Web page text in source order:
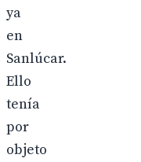
ya
en
Sanlúcar.
Ello
tenía
por
objeto